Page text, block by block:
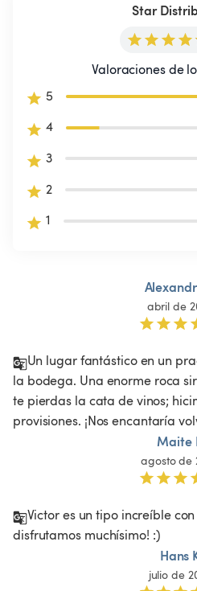
Star
Valoraciones de
5
4
3
2
1
abril de
Un lugar fantástico en un
la bodega. Una enorme roca
te pierdas la cata de vinos;
provisiones. ¡Nos encantaría
Maite
agosto de
Victor es un tipo increíble
disfrutamos muchísimo! :)
Hans
julio de